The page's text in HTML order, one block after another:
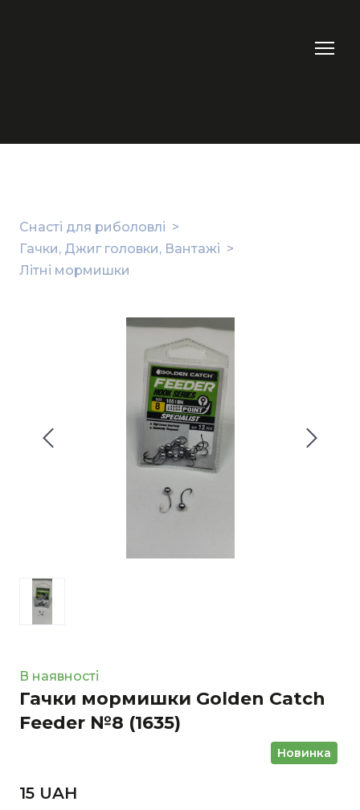
Снасті для риболовлі
Гачки, Джиг головки, Вантажі
Літні мормишки
В наявності
Гачки мормишки Golden Catch
Feeder №8 (1635)
Новинка
15 UAН